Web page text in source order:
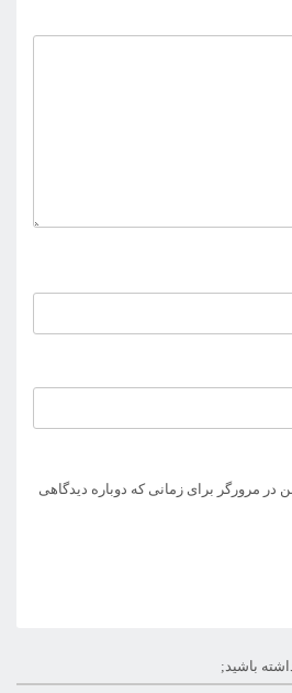
در مرورگر برای زمانی که دوباره دیدگاهی
باشید;